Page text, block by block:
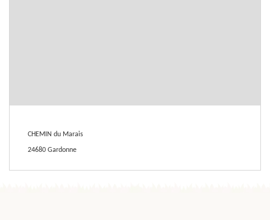
CHEMIN du Marais
24680 Gardonne